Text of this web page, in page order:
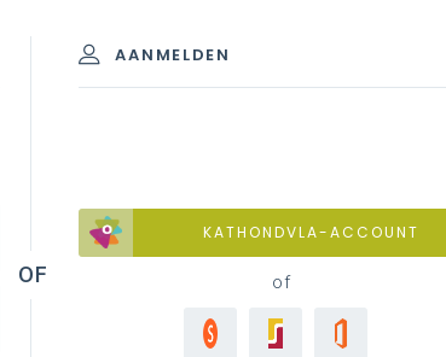
- 2de graad -
AANMELDEN
KATHONDVLA-ACCOUNT
of